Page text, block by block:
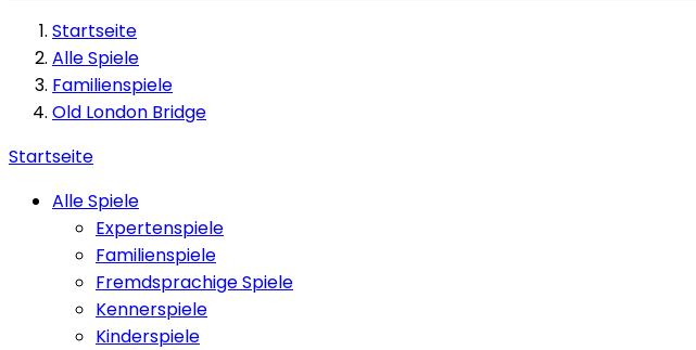
Startseite
Alle Spiele
Familienspiele
Old London Bridge
Startseite
Alle Spiele
Expertenspiele
Familienspiele
Fremdsprachige Spiele
Kennerspiele
Kinderspiele